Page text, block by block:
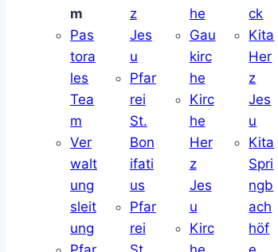
m
Pas
tora
les
Tea
m
Ver
walt
ung
sleit
ung
z
Jes
u
Pfar
rei
St.
Bon
ifati
us
Pfar
rei
he
Gau
kirc
he
Kirc
he
Her
z
Jes
u
Kirc
ck
Kita
Her
z
Jes
u
Kita
Spri
ngb
ach
höf